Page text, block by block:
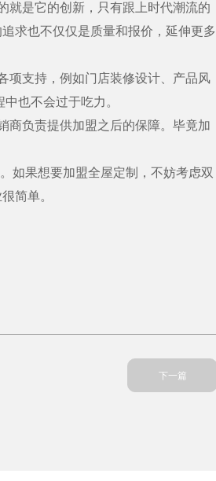
是它的创新，只有跟上时代潮流的
求也不仅仅是质量和报价，延伸更多
支持，例如门店装修设计、产品风
也不会过于吃力。
负责提供加盟之后的保障。毕竟加
果想要加盟全屋定制，不妨考虑双
简单。
下一篇